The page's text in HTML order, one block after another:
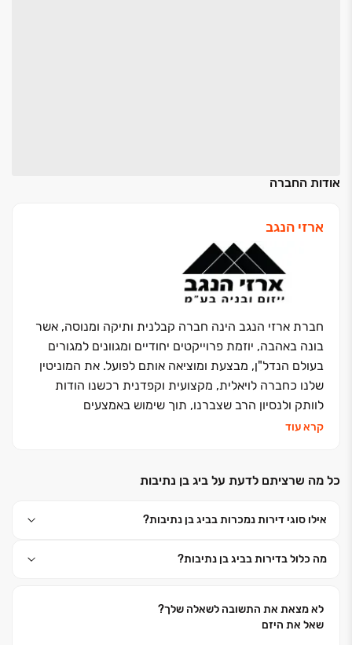
אודות החברה
ארזי הנגב
חברת ארזי הנגב הינה חברה קבלנית ותיקה ומנוסה, אשר
בונה באהבה, יוזמת פרוייקטים יחודיים ומגוונים למגורים
בעולם הנדל"ן, מבצעת ומוציאה אותם לפועל. את המוניטין
שלנו כחברה לויאלית, מקצועית וקפדנית רכשנו הודות
לוותק ולנסיון הרב שצברנו, תוך שימוש באמצעים
טכנולוגיים מובילים וחדשניים בתחומם. הפרויקטים של ארזי
עבורכם את איכות החיים. האיכות של ארזי הנגב נמדדת
פועלים בשקיפות מלאה מול לקוחותנו, תוך מתן שירות אדיב
לרגע שבו תפסעו אל הבית לראשונה.
איתכם תמיד, ארזי הנגב.
קרא עוד
כל מה שרציתם לדעת על ביג בן נתיבות
אילו סוגי דירות נמכרות בביג בן נתיבות?
מה כלול בדירות בביג בן נתיבות?
לא מצאת את התשובה לשאלה שלך?
שאל את היזם